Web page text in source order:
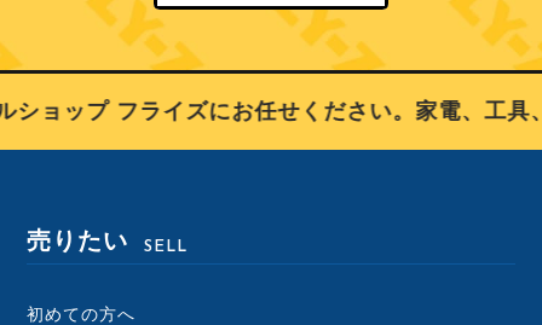
ョップ フライズにお任せください。家電、工具
売りたい SELL
初めての方へ